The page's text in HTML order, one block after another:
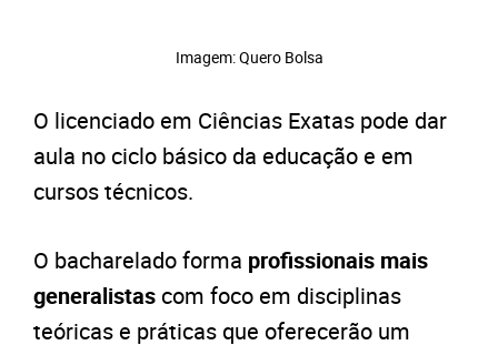
Imagem: Quero Bolsa
O licenciado em Ciências Exatas pode dar
aula no ciclo básico da educação e em
cursos técnicos.
O bacharelado forma profissionais mais
generalistas com foco em disciplinas
teóricas e práticas que oferecerão um